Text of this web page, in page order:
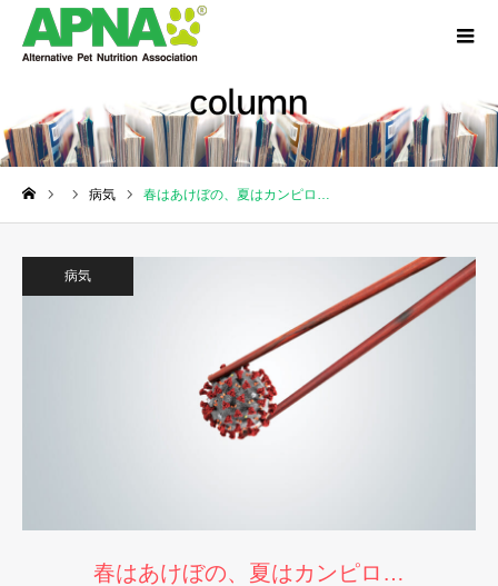
病気 春はあけぼの、夏はカンピロ…
病気
春はあけぼの、夏はカンピロ…